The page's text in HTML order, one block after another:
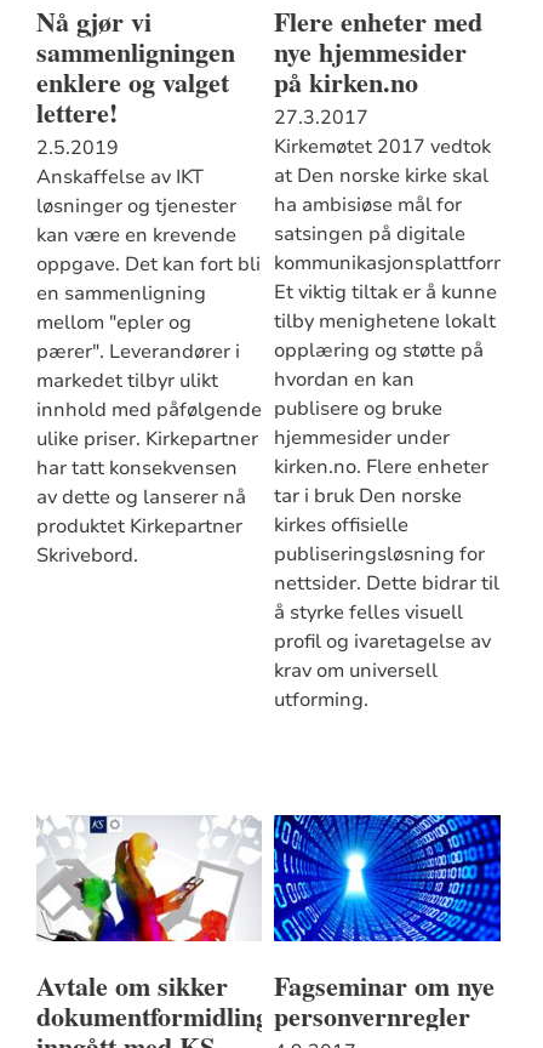
Nå gjør vi
sammenligningen
enklere og valget
lettere!
2.5.2019
Anskaffelse av IKT
løsninger og tjenester
kan være en krevende
oppgave. Det kan fort bli
en sammenligning
mellom "epler og
pærer". Leverandører i
markedet tilbyr ulikt
innhold med påfølgende
ulike priser. Kirkepartner
har tatt konsekvensen
av dette og lanserer nå
produktet Kirkepartner
Skrivebord.
Flere enheter med
nye hjemmesider
på kirken.no
27.3.2017
Kirkemøtet 2017 vedtok
at Den norske kirke skal
ha ambisiøse mål for
satsingen på digitale
kommunikasjonsplattformer.
Et viktig tiltak er å kunne
tilby menighetene lokalt
opplæring og støtte på
hvordan en kan
publisere og bruke
hjemmesider under
kirken.no. Flere enheter
tar i bruk Den norske
kirkes offisielle
publiseringsløsning for
nettsider. Dette bidrar til
å styrke felles visuell
profil og ivaretagelse av
krav om universell
utforming.
Avtale om sikker
dokumentformidling
Fagseminar om nye
personvernregler